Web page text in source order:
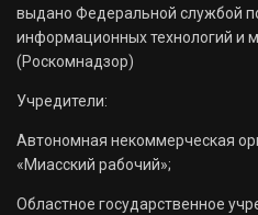
выдано Федеральной службой
информационных технологий и
(Роскомнадзор)
Учредители:
Автономная некоммерческая
«Миасский рабочий»;
Областное государственное